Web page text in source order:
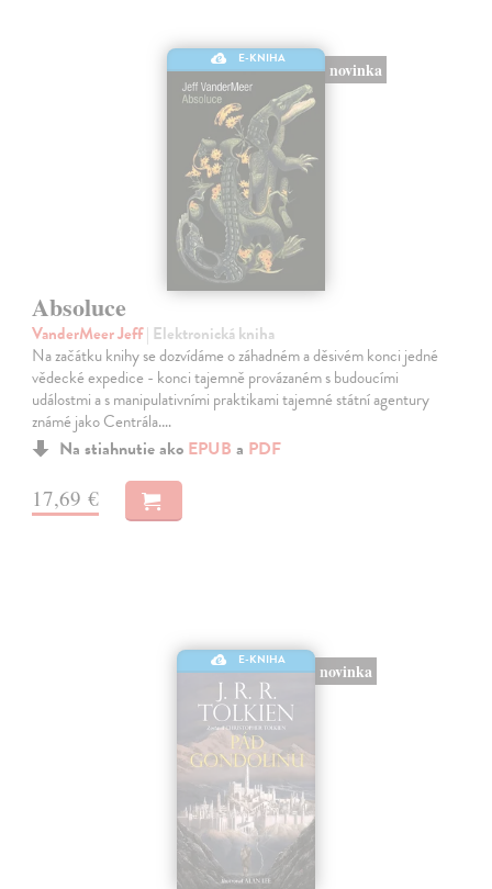
E-KNIHA
novinka
Absoluce
VanderMeer Jeff| Elektronická kniha
Na začátku knihy se dozvídáme o záhadném a děsivém konci jedné
vědecké expedice - konci tajemně provázaném s budoucími
událostmi a s manipulativními praktikami tajemné státní agentury
známé jako Centrála.…
Na stiahnutie ako EPUB a PDF
17,69 €
E-KNIHA
novinka